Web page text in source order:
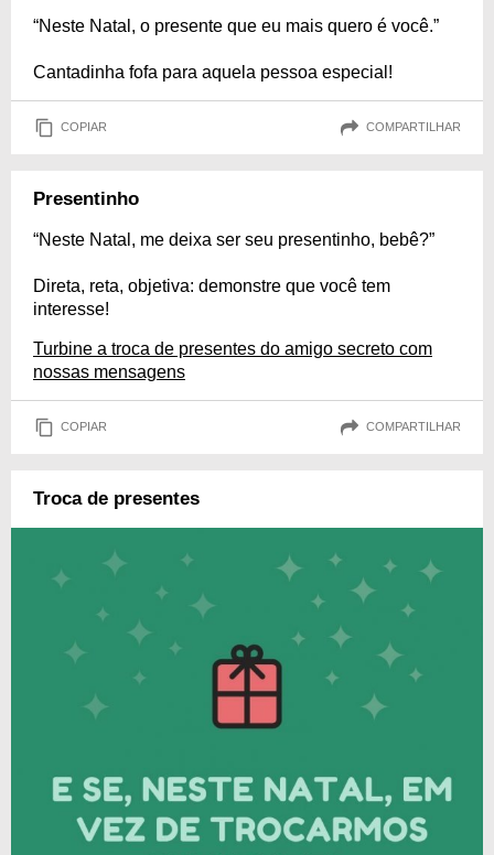
“Neste Natal, o presente que eu mais quero é você.”
Cantadinha fofa para aquela pessoa especial!
COPIAR COMPARTILHAR
Presentinho
“Neste Natal, me deixa ser seu presentinho, bebê?”
Direta, reta, objetiva: demonstre que você tem
interesse!
Turbine a troca de presentes do amigo secreto com
nossas mensagens
COPIAR COMPARTILHAR
Troca de presentes